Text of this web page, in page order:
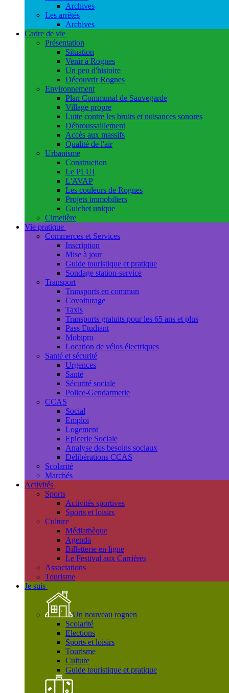
Archives
Les arrêtés
Archives
Cadre de vie
Présentation
Situation
Venir à Rognes
Un peu d'histoire
Découvrir Rognes
Environnement
Plan Communal de Sauvegarde
Village propre
Lutte contre les bruits et nuisances sonores
Débroussaillement
Accès aux massifs
Qualité de l'air
Urbanisme
Construction
Le PLUI
L'AVAP
Les couleurs de Rognes
Projets immobiliers
Guichet unique
Cimetière
Vie pratique
Commerces et Services
Inscription
Mise à jour
Guide touristique et pratique
Sondage station-service
Transport
Transports en commun
Covoiturage
Taxis
Transports gratuits pour les 65 ans et plus
Pass Etudiant
Mobipro
Location de vélos électriques
Santé et sécurité
Urgences
Santé
Sécurité sociale
Police-Gendarmerie
CCAS
Social
Emploi
Logement
Epicerie Sociale
Analyse des besoins sociaux
Délibérations CCAS
Scolarité
Marchés
Activités
Sports
Activités sportives
Sports et loisirs
Culture
Médiathèque
Agenda
Billetterie en ligne
Le Festival aux Carrières
Associations
Tourisme
Je suis
Un nouveau rognen
Scolarité
Elections
Sports et loisirs
Tourisme
Culture
Guide touristique et pratique